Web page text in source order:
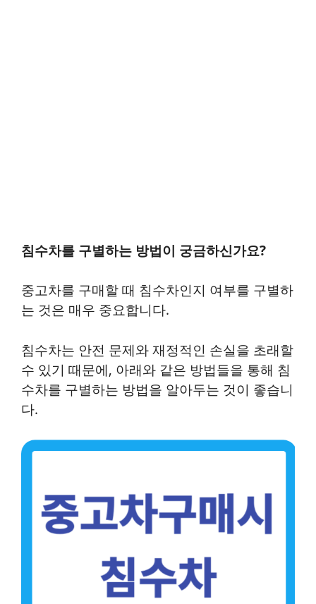
침수차를 구별하는 방법이 궁금하신가요?
중고차를 구매할 때 침수차인지 여부를 구별하
는 것은 매우 중요합니다.
침수차는 안전 문제와 재정적인 손실을 초래할
수 있기 때문에, 아래와 같은 방법들을 통해 침
수차를 구별하는 방법을 알아두는 것이 좋습니
다.